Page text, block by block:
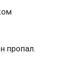
пропал.